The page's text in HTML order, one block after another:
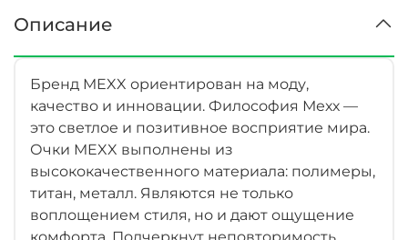
Описание
Бренд MEXX ориентирован на моду,
качество и инновации. Философия Мехх —
это светлое и позитивное восприятие мира.
Очки MEXX выполнены из
высококачественного материала: полимеры,
титан, металл. Являются не только
воплощением стиля, но и дают ощущение